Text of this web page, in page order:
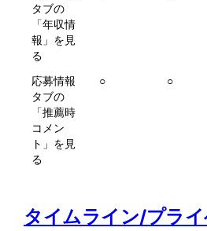
タブの
「年収情
報」を見
る
応募情報
タブの
「推薦時
コメン
ト」を見
る
○ ○
タイムライン/プラ